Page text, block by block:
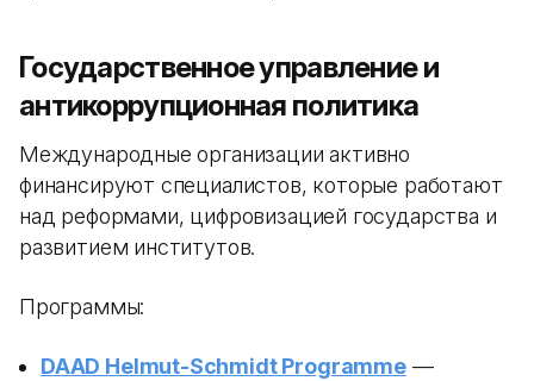
Государственное управление и
антикоррупционная политика
Международные организации активно
финансируют специалистов, которые работают
над реформами, цифровизацией государства и
развитием институтов.
Программы:
DAAD Helmut-Schmidt Programme—